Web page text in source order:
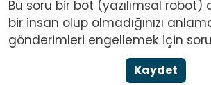
Bu soru bir bot (yazılımsal
bir insan olup olmadığınızı
gönderimleri engellemek için
Kaydet